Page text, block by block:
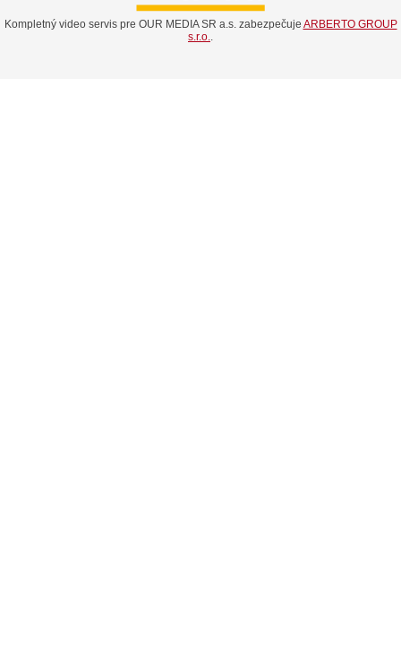
Kompletný video servis pre OUR MEDIA SR a.s. zabezpečuje ARBERTO GROUP
s.r.o.